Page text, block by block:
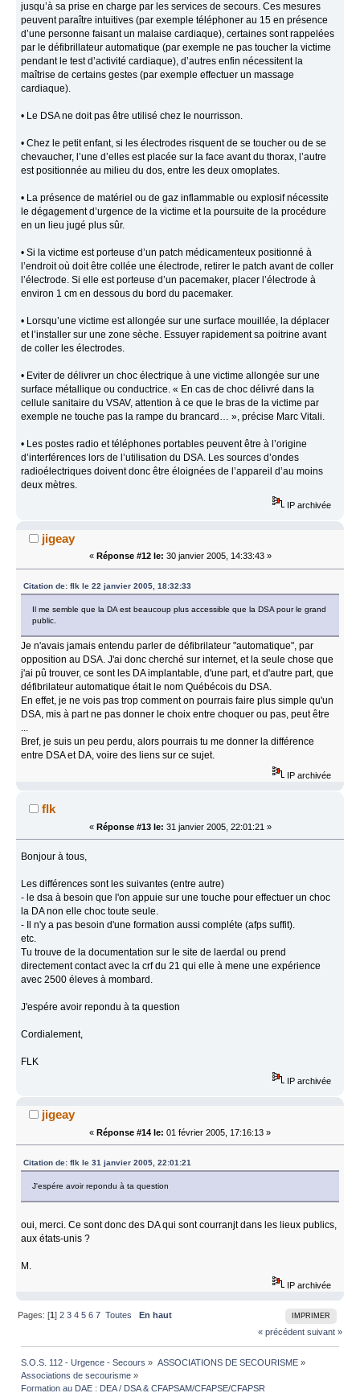
jusqu’à sa prise en charge par les services de secours. Ces mesures
peuvent paraître intuitives (par exemple téléphoner au 15 en présence
d’une personne faisant un malaise cardiaque), certaines sont rappelées
par le défibrillateur automatique (par exemple ne pas toucher la victime
pendant le test d’activité cardiaque), d’autres enfin nécessitent la
maîtrise de certains gestes (par exemple effectuer un massage
cardiaque).
• Le DSA ne doit pas être utilisé chez le nourrisson.
• Chez le petit enfant, si les électrodes risquent de se toucher ou de se
chevaucher, l’une d’elles est placée sur la face avant du thorax, l’autre
est positionnée au milieu du dos, entre les deux omoplates.
• La présence de matériel ou de gaz inflammable ou explosif nécessite
le dégagement d’urgence de la victime et la poursuite de la procédure
en un lieu jugé plus sûr.
• Si la victime est porteuse d’un patch médicamenteux positionné à
l’endroit où doit être collée une électrode, retirer le patch avant de coller
l’électrode. Si elle est porteuse d’un pacemaker, placer l’électrode à
environ 1 cm en dessous du bord du pacemaker.
• Lorsqu’une victime est allongée sur une surface mouillée, la déplacer
et l’installer sur une zone sèche. Essuyer rapidement sa poitrine avant
de coller les électrodes.
• Eviter de délivrer un choc électrique à une victime allongée sur une
surface métallique ou conductrice. « En cas de choc délivré dans la
cellule sanitaire du VSAV, attention à ce que le bras de la victime par
exemple ne touche pas la rampe du brancard… », précise Marc Vitali.
• Les postes radio et téléphones portables peuvent être à l’origine
d’interférences lors de l’utilisation du DSA. Les sources d’ondes
radioélectriques doivent donc être éloignées de l’appareil d’au moins
deux mètres.
IP archivée
jigeay
« Réponse #12 le: 30 janvier 2005, 14:33:43 »
Citation de: flk le 22 janvier 2005, 18:32:33
Il me semble que la DA est beaucoup plus accessible que la DSA pour le grand
public.
Je n'avais jamais entendu parler de défibrilateur "automatique", par
opposition au DSA. J'ai donc cherché sur internet, et la seule chose que
j'ai pû trouver, ce sont les DA implantable, d'une part, et d'autre part, que
défibrilateur automatique était le nom Québécois du DSA.
En effet, je ne vois pas trop comment on pourrais faire plus simple qu'un
DSA, mis à part ne pas donner le choix entre choquer ou pas, peut être
...
Bref, je suis un peu perdu, alors pourrais tu me donner la différence
entre DSA et DA, voire des liens sur ce sujet.
IP archivée
flk
« Réponse #13 le: 31 janvier 2005, 22:01:21 »
Bonjour à tous,
Les différences sont les suivantes (entre autre)
- le dsa à besoin que l'on appuie sur une touche pour effectuer un choc
la DA non elle choc toute seule.
- Il n'y a pas besoin d'une formation aussi compléte (afps suffit).
etc.
Tu trouve de la documentation sur le site de laerdal ou prend
directement contact avec la crf du 21 qui elle à mene une expérience
avec 2500 éleves à mombard.
J'espére avoir repondu à ta question
Cordialement,
FLK
IP archivée
jigeay
« Réponse #14 le: 01 février 2005, 17:16:13 »
Citation de: flk le 31 janvier 2005, 22:01:21
J'espére avoir repondu à ta question
oui, merci. Ce sont donc des DA qui sont courranjt dans les lieux publics,
aux états-unis ?
M.
IP archivée
IMPRIMER
Pages: [1]2 3 4 5 6 7 Toutes
En haut
« précédent suivant »
S.O.S. 112 - Urgence - Secours » ASSOCIATIONS DE SECOURISME»
Associations de secourisme »
Formation au DAE : DEA / DSA & CFAPSAM/CFAPSE/CFAPSR